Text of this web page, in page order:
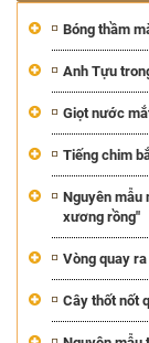
Bóng thầm
Anh Tựu
Giọt nước
Tiếng chim
Nguyên mẫu
xương rồng"
Vòng quay
Cây thốt nốt